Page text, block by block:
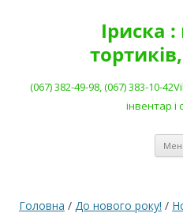
Іриска
(067) 382-49-98, (067) 383-10-
інвентар і
Головна / До нового року! /